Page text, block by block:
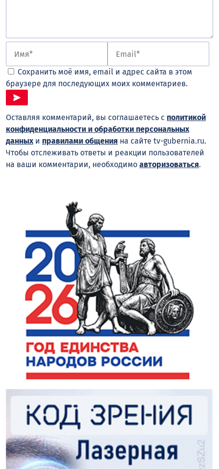
Сохранить моё имя, email и адрес сайта в этом
браузере для последующих моих комментариев.
Оставляя комментарий, вы соглашаетесь с политикой
конфиденциальности и обработки персональных
данныхи правилами общения на сайте tv-gubernia.ru.
Чтобы отслеживать ответы и реакции пользователей
на ваши комментарии, необходимо авторизоваться.